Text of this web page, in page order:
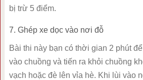
bị trừ 5 điểm.
7. Ghép xe dọc vào nơi đỗ
Bài thi này bạn có thời gian 2 phút
vào chuồng và tiến ra khỏi chuồng
vạch hoặc đè lên vỉa hè. Khi lùi vào